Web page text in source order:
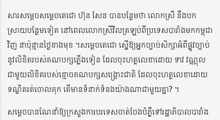
សារសម្តេចសម្តេចតេជោ ហ៊ុន សែន បានបន្ថែមថា លោកស្រី នឹងបក
ស្រាយបន្ថែមទៀត នៅពេលលោកស្រីវិលត្រឡប់ពីប្រទេសបារាំងមកកម្ពុជា
វិញ នាប៉ុន្មានថ្ងៃខាងមុខ ។សម្តេចតេជោ ស្នើឱ្យអ្នកច្បាប់សិក្សាអំពីផ្លូវច្បាប់
នូវលិខិតរបស់គណបក្សភ្លើងទៀន ដែលចុះហត្ថលេខាដោយ ទាវ វណ្ណុល
ជាមួយលិខិតរបស់ខ្មោចគណបក្សសង្រ្គោះជាតិ ដែលចុះហត្ថលេខាដោយ
ទណ្ឌិតរត់ចោលគុក តើមានទំនាក់ទំនងយ៉ាងណាជាមួយគ្នា? ។
សម្ដេចបានណែនាំឱ្យក្រសួងការបរទេសចាត់ចែងបំភ្លឺទៅរដ្ឋាភិបាលបារាំង